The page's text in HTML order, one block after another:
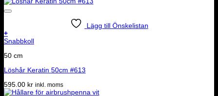
Lägg till Önskelistan
+
Snabbkoll
50 cm
Löshår Keratin 50cm #613
595.00 kr inkl. moms